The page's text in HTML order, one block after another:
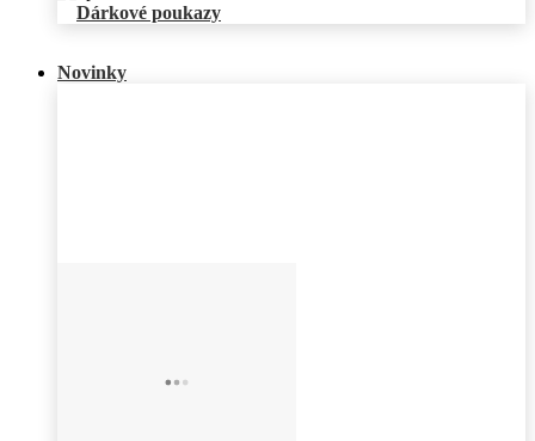
Dárkové poukazy
Novinky